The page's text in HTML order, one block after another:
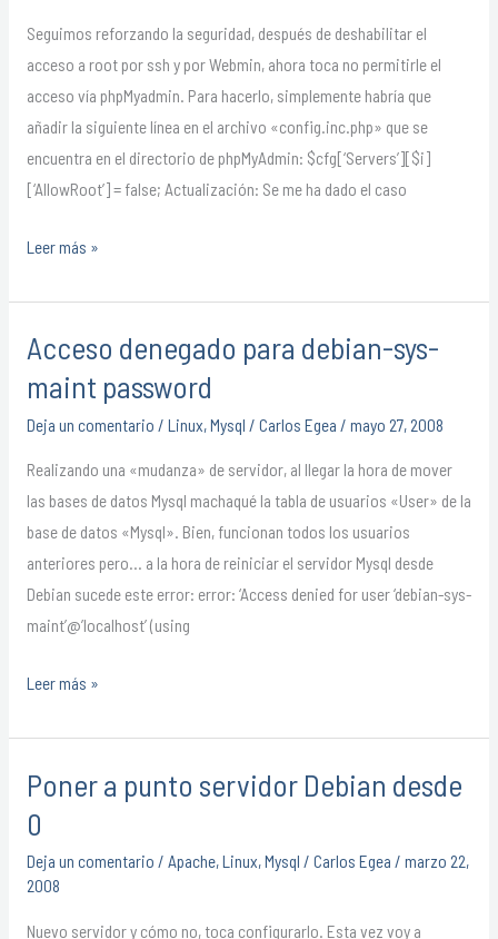
Seguimos reforzando la seguridad, después de deshabilitar el
acceso a root por ssh y por Webmin, ahora toca no permitirle el
acceso vía phpMyadmin. Para hacerlo, simplemente habría que
añadir la siguiente línea en el archivo «config.inc.php» que se
encuentra en el directorio de phpMyAdmin: $cfg[‘Servers’][$i]
[‘AllowRoot’] = false; Actualización: Se me ha dado el caso
a
phpMyAdmin
Leer más »
Acceso denegado para debian-sys-
maint password
Deja un comentario / Linux,Mysql / Carlos Egea / mayo 27, 2008
Realizando una «mudanza» de servidor, al llegar la hora de mover
las bases de datos Mysql machaqué la tabla de usuarios «User» de la
base de datos «Mysql». Bien, funcionan todos los usuarios
anteriores pero… a la hora de reiniciar el servidor Mysql desde
Debian sucede este error: error: ‘Access denied for user ‘debian-sys-
maint’@’localhost’ (using
Acceso
denegado
para
debian-
sys-
maint
password
Leer más »
Poner a punto servidor Debian desde
0
Deja un comentario / Apache,Linux,Mysql / Carlos Egea / marzo 22,
2008
Nuevo servidor y cómo no, toca configurarlo. Esta vez voy a
Poner
a
punto
servidor
desde